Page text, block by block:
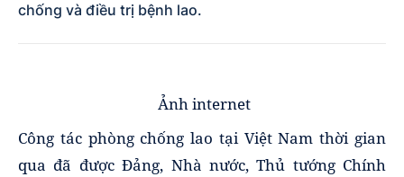
chống và điều trị bệnh lao.
Ảnh internet
Công tác phòng chống lao tại Việt Nam thời gian
qua đã được Đảng, Nhà nước, Thủ tướng Chính